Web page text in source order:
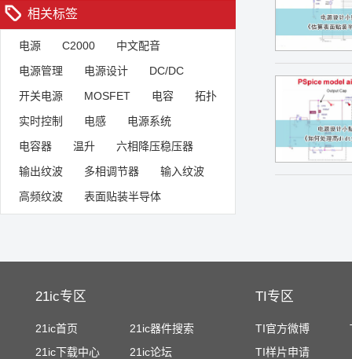
相关标签
电源 C2000
中文配音
电源管理
电源设计
DC/DC
开关电源
MOSFET 电容
拓扑
实时控制
电感
电源系统
电容器
温升
六相降压稳压器
输出纹波
多相调节器
输入纹波
高频纹波
表面贴装半导体
21ic专区
21ic首页
21ic器件搜索
21ic下载中心
21ic论坛
TI专区
TI官方微博
TI样片申请